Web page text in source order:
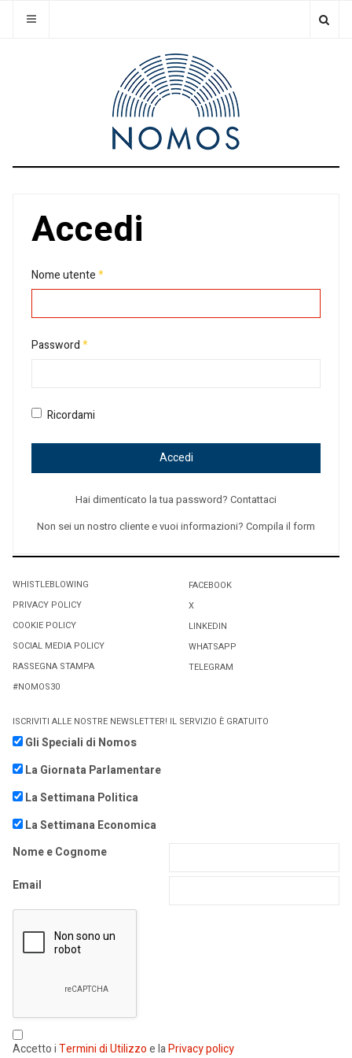
Accedi
Nome utente*
Password*
Ricordami
Accedi
Hai dimenticato la tua password? Contattaci
Non sei un nostro cliente e vuoi informazioni? Compila il form
WHISTLEBLOWING
PRIVACY POLICY
COOKIE POLICY
SOCIAL MEDIA POLICY
RASSEGNA STAMPA
#NOMOS30
FACEBOOK
X
LINKEDIN
WHATSAPP
TELEGRAM
ISCRIVITI ALLE NOSTRE NEWSLETTER! IL SERVIZIO È GRATUITO
Gli Speciali di Nomos
La Giornata Parlamentare
La Settimana Politica
La Settimana Economica
Nome e Cognome
Email
Accetto iTermini di Utilizzoe laPrivacy policy